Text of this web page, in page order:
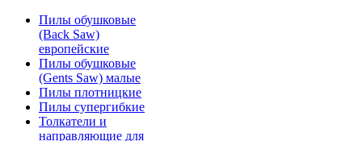
Пилы обушковые
(Back Saw)
европейские
Пилы обушковые
(Gents Saw) малые
Пилы плотницкие
Пилы супергибкие
Толкатели и
направляющие для